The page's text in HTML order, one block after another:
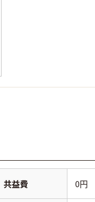
共益費 0円